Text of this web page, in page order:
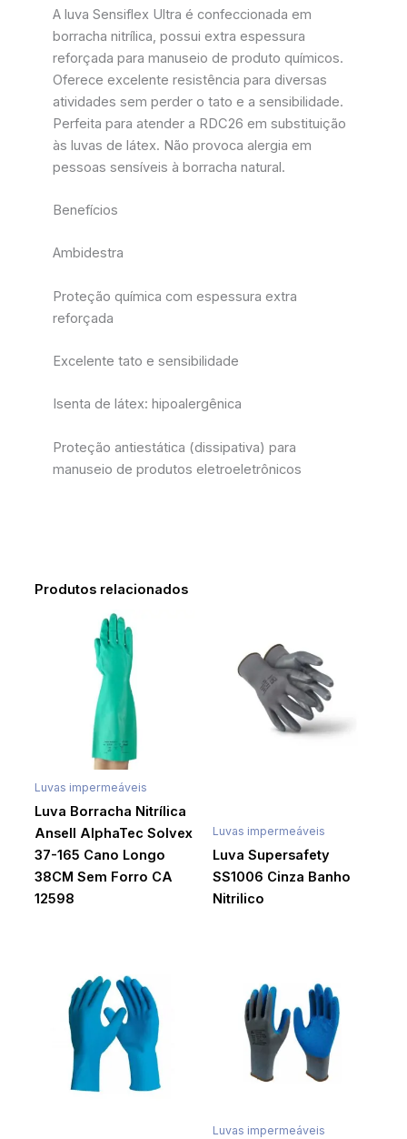
A luva Sensiflex Ultra é confeccionada em
borracha nitrílica, possui extra espessura
reforçada para manuseio de produto químicos.
Oferece excelente resistência para diversas
atividades sem perder o tato e a sensibilidade.
Perfeita para atender a RDC26 em substituição
às luvas de látex. Não provoca alergia em
pessoas sensíveis à borracha natural.
Benefícios
Ambidestra
Proteção química com espessura extra
reforçada
Excelente tato e sensibilidade
Isenta de látex: hipoalergênica
Proteção antiestática (dissipativa) para
manuseio de produtos eletroeletrônicos
Produtos relacionados
Luvas impermeáveis
Luva Borracha Nitrílica
Ansell AlphaTec Solvex
37-165 Cano Longo
38CM Sem Forro CA
12598
Luvas impermeáveis
Luva Supersafety
SS1006 Cinza Banho
Nitrilico
Luvas impermeáveis